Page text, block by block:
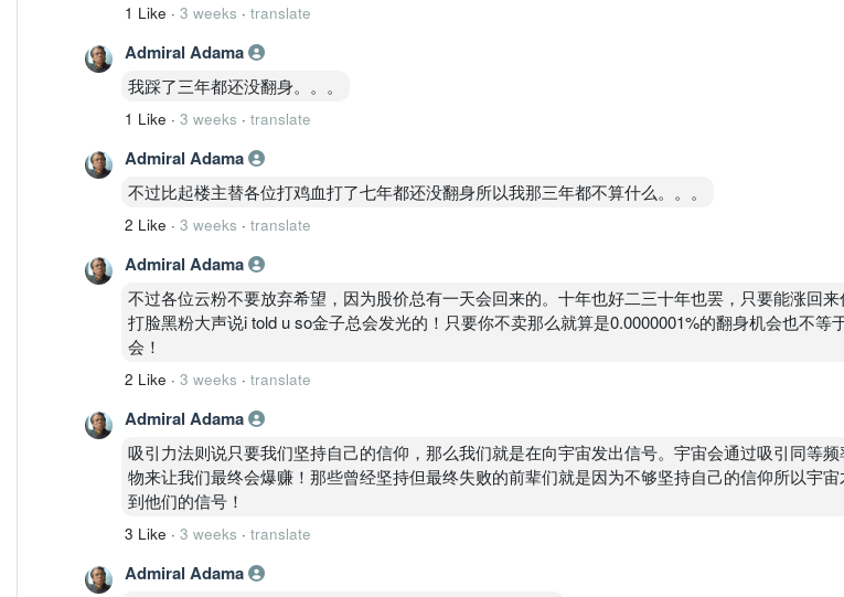
1 Like · 3 weeks · translate
Admiral Adama
我踩了三年都还没翻身。。。
1 Like · 3 weeks · translate
Admiral Adama
不过比起楼主替各位打鸡血打了七年都还没翻身所以我那三年都不算什么。。。
2 Like · 3 weeks · translate
Admiral Adama
不过各位云粉不要放弃希望，因为股价总有一天会回来的。十年也好二三十年也罢，只要能涨回来
打脸黑粉大声说i told u so金子总会发光的！只要你不卖那么就算是0.0000001%的翻身机会也不等
会！
2 Like · 3 weeks · translate
Admiral Adama
吸引力法则说只要我们坚持自己的信仰，那么我们就是在向宇宙发出信号。宇宙会通过吸引同等
物来让我们最终会爆赚！那些曾经坚持但最终失败的前辈们就是因为不够坚持自己的信仰所以宇宙
到他们的信号！
3 Like · 3 weeks · translate
Admiral Adama